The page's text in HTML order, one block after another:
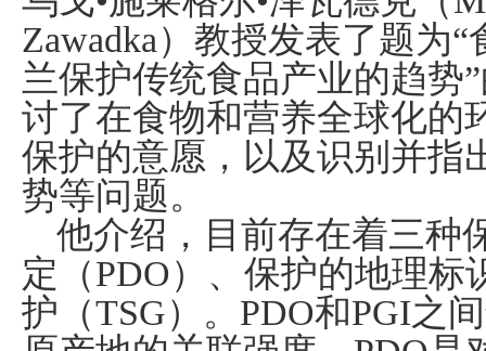
Zawadka）教授发表了题为
兰保护传统食品产业的趋势
讨了在食物和营养全球化的
保护的意愿，以及识别并指
势等问题。
他介绍，目前存在着三种
定（PDO）、保护的地理标
护（TSG）。 PDO和PGI之